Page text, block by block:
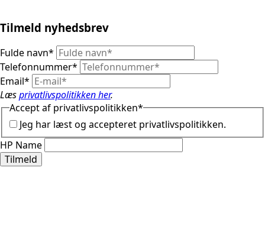
Tilmeld nyhedsbrev
Fulde navn*
Telefonnummer*
Email*
Læsprivatlivspolitikken her.
Accept af privatlivspolitikken*
Jeg har læst og accepteret privatlivspolitikken.
HP Name
Tilmeld